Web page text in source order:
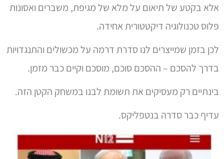
אלא בקטע של תיאום על מלא של מגיפת, משברים ואסונות
פלוס טכנולוגיה דיקטטורית אחידה.
לכן בזמן שמייצרים לנו סדרת דרמה על מכשולים והתנגדויות
בדרך להסכם – ההסכם סוכם, מוסכם וקיים כבר מזמן.
בינתיים רק מעסיקים את תשומת לבנו במשחק הקטן הזה.
עדיף כבר סדרה בנטפליקס.